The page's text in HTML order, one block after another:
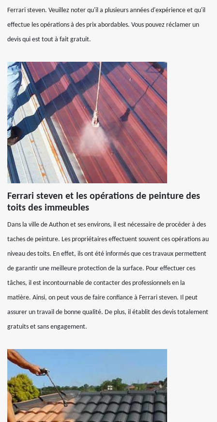
Ferrari steven. Veuillez noter qu'il a plusieurs années d'expérience et qu'il
effectue les opérations à des prix abordables. Vous pouvez réclamer un
devis qui est tout à fait gratuit.
Ferrari steven et les opérations de peinture des
toits des immeubles
Dans la ville de Authon et ses environs, il est nécessaire de procéder à des
taches de peinture. Les propriétaires effectuent souvent ces opérations au
niveau des toits. En effet, ils ont été informés que ces travaux permettent
de garantir une meilleure protection de la surface. Pour effectuer ces
tâches, il est incontournable de contacter des professionnels en la
matière. Ainsi, on peut vous de faire confiance à Ferrari steven. Il peut
assurer un travail de bonne qualité. De plus, il établit des devis totalement
gratuits et sans engagement.